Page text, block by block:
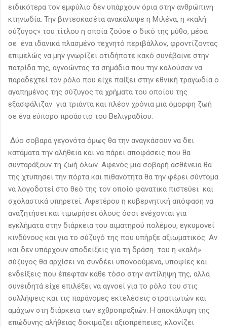
ειδικότερα τον εμφύλιο δεν υπάρχουν όρια στην ανθρώπινη
κτηνωδία. Την βιντεοκασέτα ανακάλυψε η Μιλένα, η «καλή
σύζυγος» του τίτλου η οποία ζούσε ο δικό της μύθο, μέσα
σε ένα ιδανικά πλασμένο τεχνητό περιβάλλον, φροντίζοντας
επιμελώς να μην γνωρίζει οτιδήποτε κακό συνέβαινε στην
πατρίδα της, αγνοώντας τα σημάδια που την καλούσαν να
παραδεχτεί τον ρόλο που είχε παίξει στην εθνική τραγωδία ο
αγαπημένος της σύζυγος τα χρήματα του οποίου της
εξασφάλιζαν για τριάντα και πλέον χρόνια μια όμορφη ζωή
σε ένα εύπορο προάστιο του Βελιγραδίου.
Δύο σοβαρά γεγονότα όμως θα την αναγκάσουν να δει
κατάματα την αλήθεια και να πάρει αποφάσεις που θα
συνταράξουν τη ζωή όλων. Αφενός μια σοβαρή ασθένεια θα
της χτυπησει την πόρτα και πιθανότητα θα την φέρει σύντομα
να λογοδοτεί στο θεό της τον οποίο φανατικά πιστεύει και
σχολαστικά υπηρετεί. Αφετέρου η κυβερνητική απόφαση να
αναζητήσει και τιμωρήσει όλους όσοι ενέχονται για
εγκλήματα στην διάρκεια του αιματηρού πολέμου, εγκυμονεί
κινδύνους και για το σύζυγό της που υπήρξε αξιωματικός. Αν
και δεν υπάρχουν αποδείξεις για τη δράση του η «καλή»
σύζυγος θα αρχίσει να συνδέει υπονοούμενα, υποψίες και
ενδείξεις που έπεφταν κάθε τόσο στην αντίληψη της, αλλά
συνειδητά είχε επιλέξει να αγνοεί για το ρόλο του στις
συλλήψεις και τις παράνομες εκτελέσεις στρατιωτών και
αμάχων στη διάρκεια των εχθροπραξιών. Η αποκάλυψη της
επώδυνης αλήθειας δοκιμάζει αξιοπρέπειες, κλονίζει